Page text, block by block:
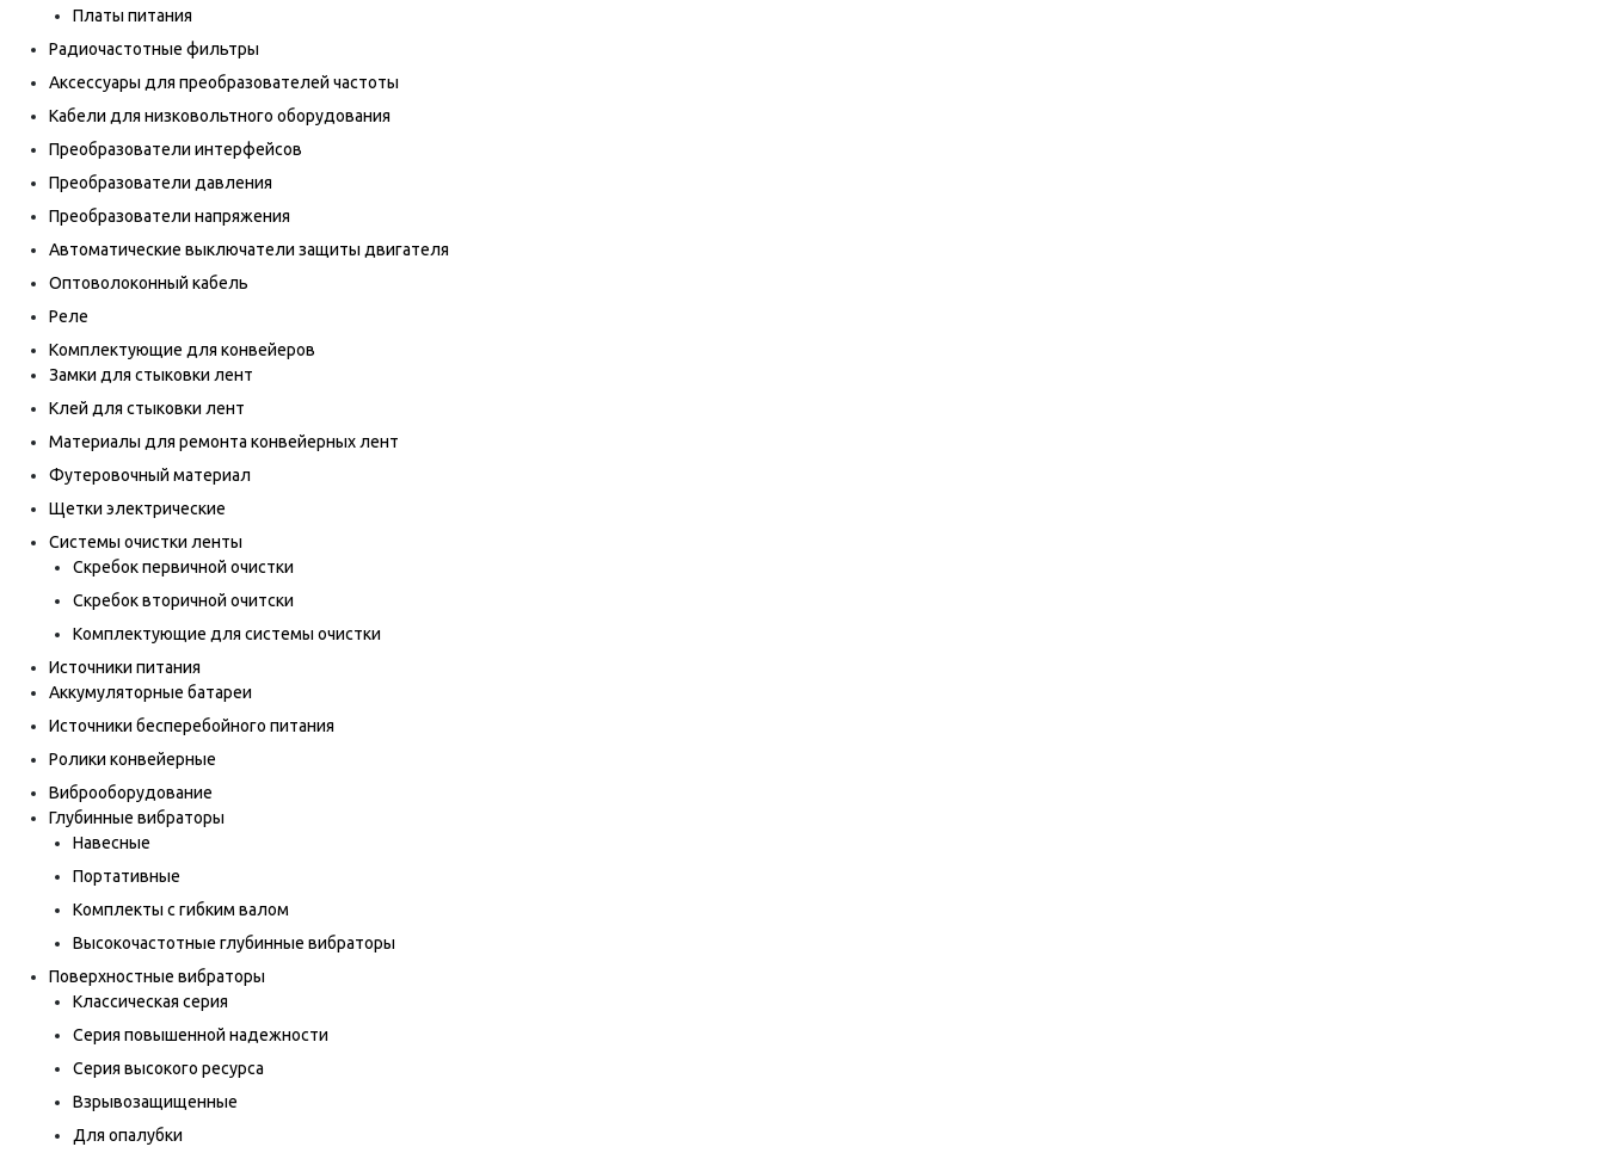
Платы питания
Радиочастотные фильтры
Аксессуары для преобразователей частоты
Кабели для низковольтного оборудования
Преобразователи интерфейсов
Преобразователи давления
Преобразователи напряжения
Автоматические выключатели защиты двигателя
Оптоволоконный кабель
Реле
Комплектующие для конвейеров
Замки для стыковки лент
Клей для стыковки лент
Материалы для ремонта конвейерных лент
Футеровочный материал
Щетки электрические
Системы очистки ленты
Скребок первичной очистки
Скребок вторичной очитски
Комплектующие для системы очистки
Источники питания
Аккумуляторные батареи
Источники бесперебойного питания
Ролики конвейерные
Виброоборудование
Глубинные вибраторы
Навесные
Портативные
Комплекты с гибким валом
Высокочастотные глубинные вибраторы
Поверхностные вибраторы
Классическая серия
Серия повышенной надежности
Серия высокого ресурса
Взрывозащищенные
Для опалубки